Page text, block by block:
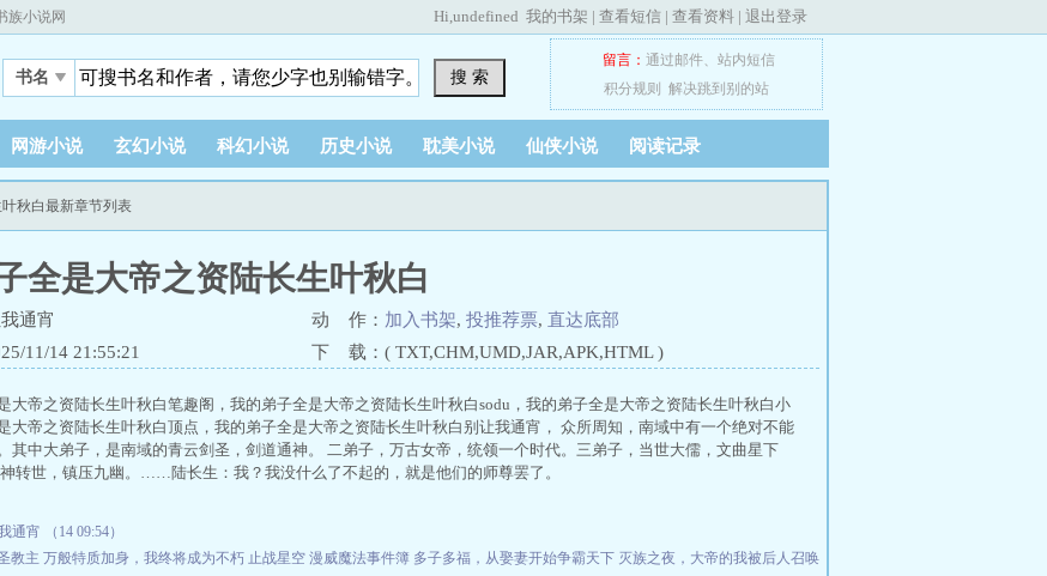
族小说网 Hi,undefined 我的书架 | 查看短信 | 查看资料 | 退出登录
书名 搜 索
留言： 通过邮件、 站内短信
积分规则
解决跳到别的站
网游小说 玄幻小说 科幻小说 历史小说 耽美小说 仙侠小说 阅读记录
秋白最新章节列表
全是大帝之资陆长生叶秋白
通宵 动 作： 加入书架, 投推荐票, 直达底部
11/14 21:55:21
下 载：( TXT,CHM,UMD,JAR,APK,HTML )
大帝之资陆长生叶秋白笔趣阁，我的弟子全是大帝之资陆长生叶秋白sodu，我的弟子全是大帝之资陆长生叶秋白小
大帝之资陆长生叶秋白顶点，我的弟子全是大帝之资陆长生叶秋白别让我通宵， 众所周知，南域中有一个绝对不能
其中大弟子，是南域的青云剑圣，剑道通神。 二弟子，万古女帝，统领一个时代。三弟子，当世大儒，文曲星下
转世，镇压九幽。……陆长生：我？我没什么了不起的，就是他们的师尊罢了。
通宵 （14 09:54）
教主 万般特质加身，我终将成为不朽 止战星空 漫威魔法事件簿 多子多福，从娶妻开始争霸天下 灭族之夜，大帝的我被后人召唤